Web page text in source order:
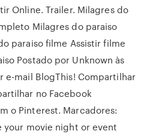
Online. Trailer. Milagres do
Milagres do paraiso
paraiso filme Assistir filme
Postado por Unknown às
e-mail BlogThis! Compartilhar
no Facebook
o Pinterest. Marcadores:
your movie night or event